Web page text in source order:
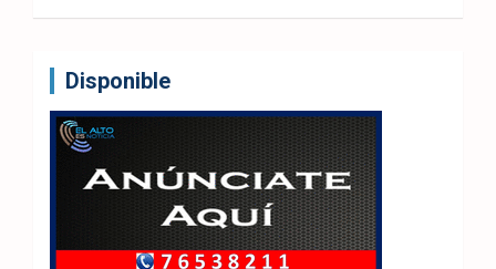
Disponible